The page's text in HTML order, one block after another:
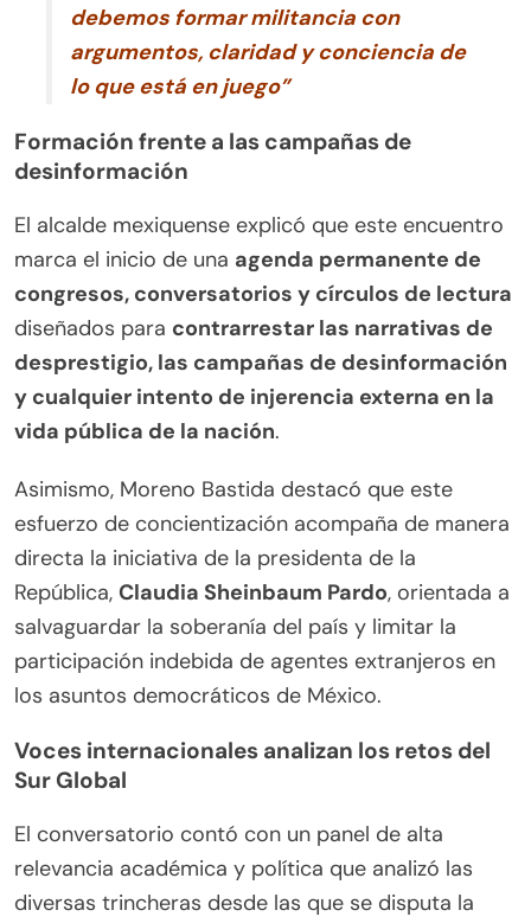
debemos formar militancia con
argumentos, claridad y conciencia de
lo que está en juego”
Formación frente a las campañas de
desinformación
El alcalde mexiquense explicó que este encuentro
marca el inicio de una agenda permanente de
congresos, conversatorios y círculos de lectura
diseñados para contrarrestar las narrativas de
desprestigio, las campañas de desinformación
y cualquier intento de injerencia externa en la
vida pública de la nación.
Asimismo, Moreno Bastida destacó que este
esfuerzo de concientización acompaña de manera
directa la iniciativa de la presidenta de la
República, Claudia Sheinbaum Pardo, orientada a
salvaguardar la soberanía del país y limitar la
participación indebida de agentes extranjeros en
los asuntos democráticos de México.
Voces internacionales analizan los retos del
Sur Global
El conversatorio contó con un panel de alta
relevancia académica y política que analizó las
diversas trincheras desde las que se disputa la